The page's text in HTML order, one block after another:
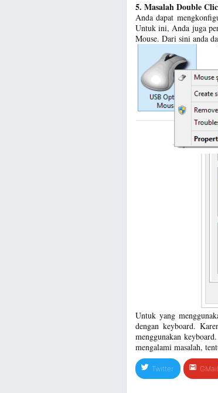
5. Masalah Double
Anda dapat
Untuk ini, Anda juga
Mouse. Dari sini anda
Untuk yang
dengan keyboard.
menggunakan
mengalami masalah,
Twitter GMail